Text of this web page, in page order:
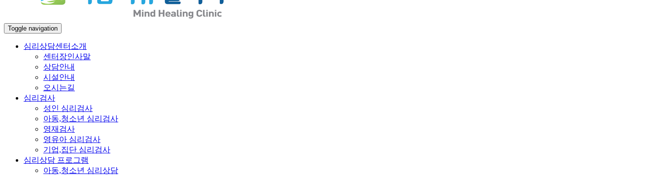
Toggle navigation
심리상담센터소개
센터장인사말
상담안내
시설안내
오시는길
심리검사
성인 심리검사
아동,청소년 심리검사
영재검사
영유아 심리검사
기업,집단 심리검사
심리상담 프로그램
아동,청소년 심리상담